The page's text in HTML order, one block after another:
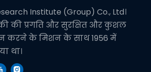
Institute (Group) Co., Ltd।
की प्रगति और सुरक्षित और कुशल
करने के मिशन के साथ 1956 में
था।